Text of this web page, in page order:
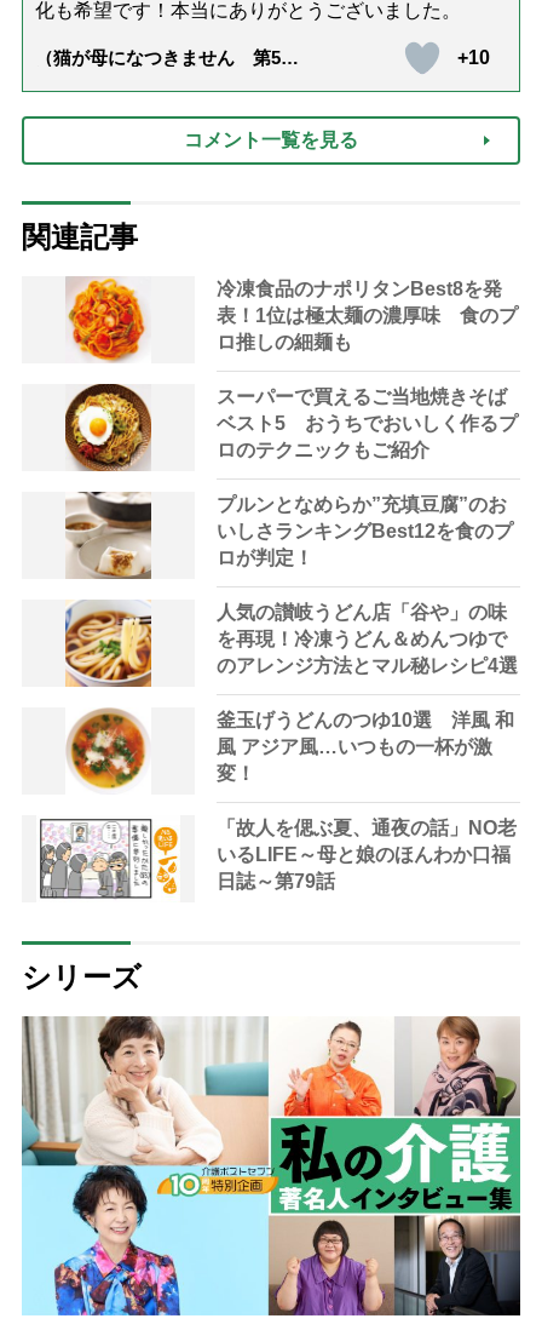
化も希望です！本当にありがとうございました。
（猫が母になつきません 第500
+10
コメント一覧を見る
関連記事
冷凍食品のナポリタンBest8を発
表！1位は極太麺の濃厚味 食のプ
ロ推しの細麺も
スーパーで買えるご当地焼きそば
ベスト5 おうちでおいしく作るプ
ロのテクニックもご紹介
プルンとなめらか”充填豆腐”のお
いしさランキングBest12を食のプ
ロが判定！
人気の讃岐うどん店「谷や」の味
を再現！冷凍うどん＆めんつゆで
のアレンジ方法とマル秘レシピ4選
釜玉げうどんのつゆ10選 洋風 和
風 アジア風…いつもの一杯が激
変！
「故人を偲ぶ夏、通夜の話」NO老
いるLIFE～母と娘のほんわか口福
日誌～第79話
シリーズ